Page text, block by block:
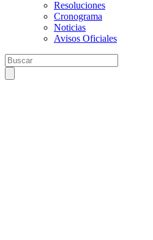
Resoluciones
Cronograma
Noticias
Avisos Oficiales